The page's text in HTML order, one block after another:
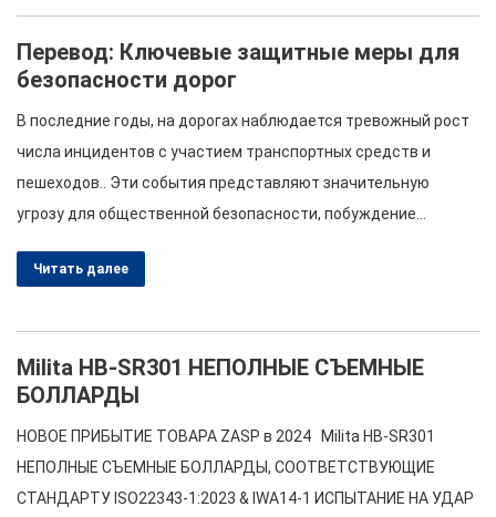
борьбы с враждебными
транспортными средствами и
барьерами безопасности на
дорогах.. Наш ассортимент
продукции включает в себя:
Автоматические подъемные
болларды Стационарные и съемные
Перевод: Ключевые защитные меры для
безопасности дорог
В последние годы, на дорогах наблюдается тревожный рост
числа инцидентов с участием транспортных средств и
пешеходов.. Эти события представляют значительную
угрозу для общественной безопасности, побуждение
Среди различных мер безопасности, автоматические
В этом посте рассматриваются различные категории
автоматических боллардов., их эффективность в повышении
безопасности дорожного движения, Рекомендации по
установке, Расстояние между столбами должно быть…
Читать далее
Milita HB-SR301 НЕПОЛНЫЕ СЪЕМНЫЕ
БОЛЛАРДЫ
НОВОЕ ПРИБЫТИЕ ТОВАРА ZASP в 2024 Milita HB-SR301
НЕПОЛНЫЕ СЪЕМНЫЕ БОЛЛАРДЫ, СООТВЕТСТВУЮЩИЕ
СТАНДАРТУ ISO22343-1:2023 & IWA14-1 ИСПЫТАНИЕ НА УДАР